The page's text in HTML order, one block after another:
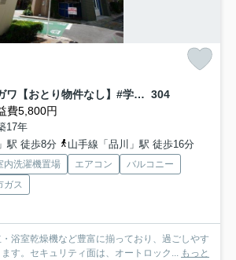
プレジール シナガワ【おとり物件なし】#学生・社会人にオススメ！初期費用分割払いOK！ 304
費5,800円
17年
駅 徒歩8分
山手線「品川」駅 徒歩16分
内洗濯機置場 エアコン
バルコニー
ガス
浴室乾燥機など豊富に揃っており、過ごしやす
す。セキュリティ面は、オートロック... もっと